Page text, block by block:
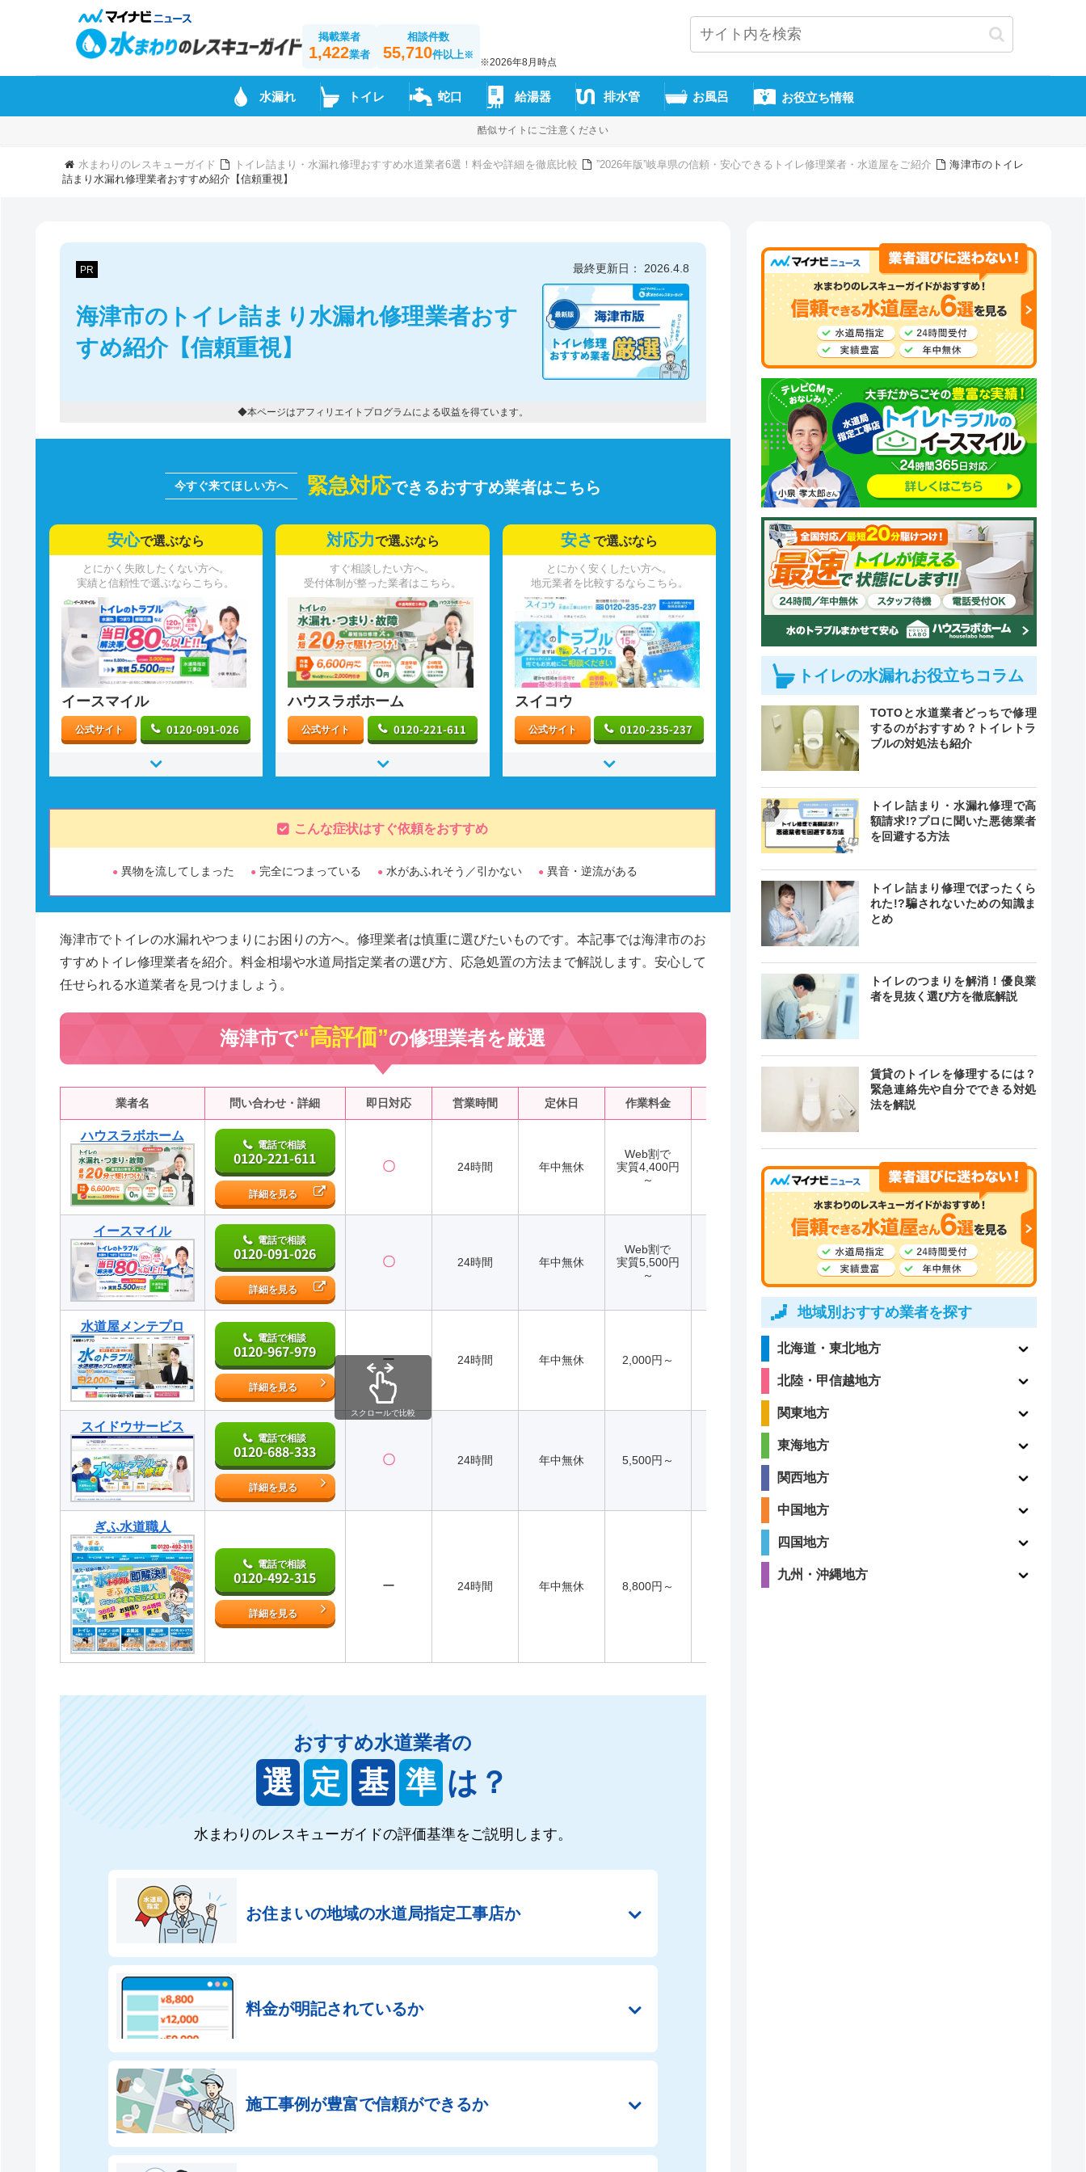
掲載業者
1,422業者
相談件数
55,710件以上※
※2026年8月時点
水漏れ トイレ 蛇口 給湯器 排水管 お風呂 お役立ち情報
酷似サイトにご注意ください
水まわりのレスキューガイド トイレ詰まり・水漏れ修理おすすめ水道業者6選！料金や詳細を徹底比較 ”2026年版”岐阜県の信頼・安心できるトイレ修理業者・水道屋をご紹介
海津市のトイレ
詰まり水漏れ修理業者おすすめ紹介【信頼重視】
PR
海津市のトイレ詰まり水漏れ修理業者おす
すめ紹介【信頼重視】
最終更新日： 2026.4.8
◆本ページはアフィリエイトプログラムによる収益を得ています。
緊急対応できるおすすめ業者はこちら
安心で選ぶなら
とにかく失敗したくない方へ。
実績と信頼性で選ぶならこちら。
イースマイル
公式サイト 0120-091-026
対応力で選ぶなら
すぐ相談したい方へ。
受付体制が整った業者はこちら。
ハウスラボホーム
公式サイト 0120-221-611
安さで選ぶなら
とにかく安くしたい方へ。
地元業者を比較するならこちら。
スイコウ
公式サイト 0120-235-237
こんな症状はすぐ依頼をおすすめ
異物を流してしまった 完全につまっている 水があふれそう／引かない 異音・逆流がある
海津市でトイレの水漏れやつまりにお困りの方へ。修理業者は慎重に選びたいものです。本記事では海津市のお
すすめトイレ修理業者を紹介。料金相場や水道局指定業者の選び方、応急処置の方法まで解説します。安心して
任せられる水道業者を見つけましょう。
海津市で“高評価”の修理業者を厳選
業者名 問い合わせ・詳細 即日対応 営業時間 定休日 作業料金 クチコミ
ハウスラボホーム
電話で相談
0120-221-611
詳細を見る
〇 24時間 年中無休
Web割で
実質4,400円
～
ー
イースマイル
電話で相談
0120-091-026
詳細を見る
〇 24時間 年中無休
Web割で
実質5,500円
～
4.1
（198件）
水道屋メンテプロ
電話で相談
0120-967-979
詳細を見る
ー 24時間 年中無休 2,000円～
4.7
（14件）
スイドウサービス
電話で相談
0120-688-333
詳細を見る
〇 24時間 年中無休 5,500円～
5
（2件）
ぎふ水道職人
電話で相談
0120-492-315
詳細を見る
ー 24時間 年中無休 8,800円～
4.2
スクロールで比較
おすすめ水道業者の
選 定 基 準 は？
水まわりのレスキューガイドの評価基準をご説明します。
お住まいの地域の水道局指定工事店か
料金が明記されているか
施工事例が豊富で信頼ができるか
トイレの水漏れお役立ちコラム
TOTOと水道業者どっちで修理
するのがおすすめ？トイレトラ
ブルの対処法も紹介
トイレ詰まり・水漏れ修理で高
額請求!?プロに聞いた悪徳業者
を回避する方法
トイレ詰まり修理でぼったくら
れた!?騙されないための知識ま
とめ
トイレのつまりを解消！優良業
者を見抜く選び方を徹底解説
賃貸のトイレを修理するには？
緊急連絡先や自分でできる対処
法を解説
地域別おすすめ業者を探す
北海道・東北地方
北陸・甲信越地方
関東地方
東海地方
関西地方
中国地方
四国地方
九州・沖縄地方